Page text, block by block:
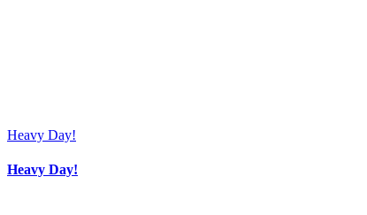
Heavy Day!
Heavy Day!